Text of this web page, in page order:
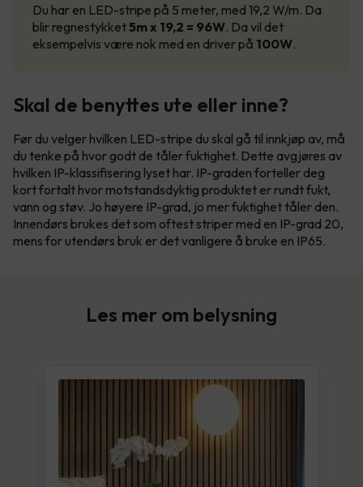
Du har en LED-stripe på 5 meter, med 19,2 W/m. Da
blir regnestykket5m x 19,2 = 96W. Da vil det
eksempelvis være nok med en driver på 100W.
Skal de benyttes ute eller inne?
Før du velger hvilken LED-stripe du skal gå til innkjøp av, må
du tenke på hvor godt de tåler fuktighet. Dette avgjøres av
hvilken IP-klassifisering lyset har. IP-graden forteller deg
kort fortalt hvor motstandsdyktig produktet er rundt fukt,
vann og støv. Jo høyere IP-grad, jo mer fuktighet tåler den.
Innendørs brukes det som oftest striper med en IP-grad 20,
mens for utendørs bruk er det vanligere å bruke en IP65.
Les mer om belysning